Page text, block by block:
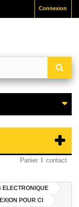
Connexion
Panier contact
ELECTRONIQUE
POUR CI